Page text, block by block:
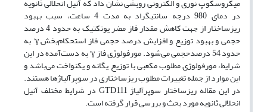
میکروسکوپ نوری و الکترونی روبشی نشان داد که آنیل انحلالی ثانویه
در دمای 980 درجه سانتیگراد به مدت 4 ساعت، سبب بهبود
ریزساختار از جهت کاهش مقدار فاز مضر یوتکتیک به حدود 4 درصد
حجمی و بهبود توزیع و افزایش درصد حجمی فاز استحکام‌بخش γ' به
حدود 54 درصدحجمی می‌شود. مورفولوژی فاز γ' به دست‌آمده در این
شرایط، مورفولوژی مطلوب مکعبی با توزیع یگانه و یکنواخت می‌باشد و
این موارد از جمله تغییرات مطلوب ریزساختاری در سوپرآلیاژها هستند.
در این مقاله ریزساختار سوپرآلیاژ GTD111 در شرایط مختلف آنیل
انحلالی ثانویه مورد بحث و بررسی قرار گرفته‌ است.